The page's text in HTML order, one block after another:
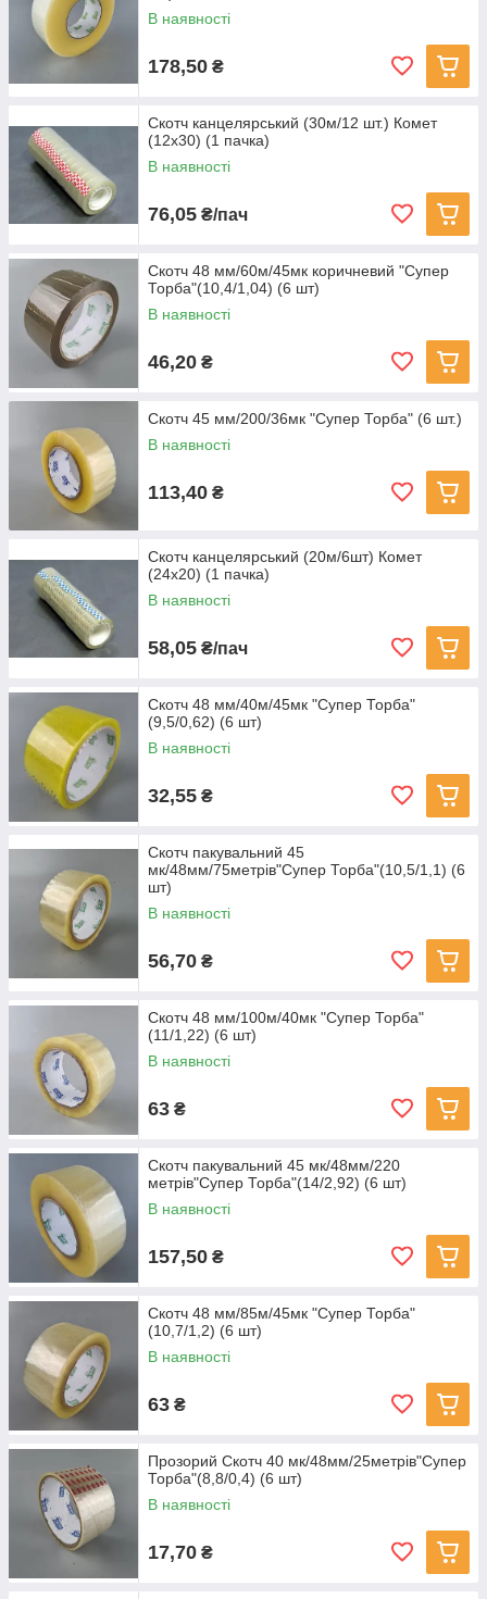
В наявності
178,50 ₴
Скотч канцелярський (30м/12 шт.) Комет
(12х30) (1 пачка)
В наявності
76,05 ₴/пач
Скотч 48 мм/60м/45мк коричневий "Супер
Торба"(10,4/1,04) (6 шт)
В наявності
46,20 ₴
Скотч 45 мм/200/36мк "Супер Торба" (6 шт.)
В наявності
113,40 ₴
Скотч канцелярський (20м/6шт) Комет
(24х20) (1 пачка)
В наявності
58,05 ₴/пач
Скотч 48 мм/40м/45мк "Супер Торба"
(9,5/0,62) (6 шт)
В наявності
32,55 ₴
Скотч пакувальний 45
мк/48мм/75метрів"Супер Торба"(10,5/1,1) (6
шт)
В наявності
56,70 ₴
Скотч 48 мм/100м/40мк "Супер Торба"
(11/1,22) (6 шт)
В наявності
63 ₴
Скотч пакувальний 45 мк/48мм/220
метрів"Супер Торба"(14/2,92) (6 шт)
В наявності
157,50 ₴
Скотч 48 мм/85м/45мк "Супер Торба"
(10,7/1,2) (6 шт)
В наявності
63 ₴
Прозорий Скотч 40 мк/48мм/25метрів"Супер
Торба"(8,8/0,4) (6 шт)
В наявності
17,70 ₴